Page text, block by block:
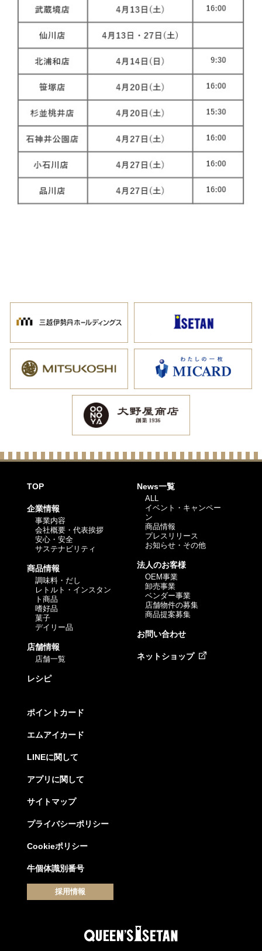
TOP
企業情報
事業内容
会社概要・代表挨拶
安心・安全
サステナビリティ
商品情報
調味料・だし
レトルト・インスタン
ト商品
嗜好品
菓子
デイリー品
店舗情報
店舗一覧
レシピ
News一覧
ALL
イベント・キャンペー
ン
商品情報
プレスリリース
お知らせ・その他
法人のお客様
OEM事業
卸売事業
ベンダー事業
店舗物件の募集
商品提案募集
お問い合わせ
ネットショップ
ポイントカード
エムアイカード
LINEに関して
アプリに関して
サイトマップ
プライバシーポリシー
Cookieポリシー
牛個体識別番号
採用情報